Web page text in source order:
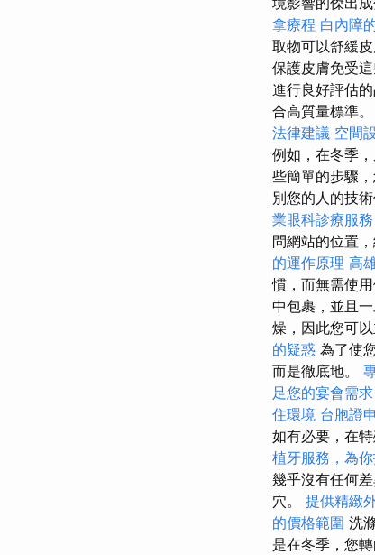
拿療程 白內障
取物可以舒緩
保護皮膚免受這
進行良好評估的
合高質量標準。
法律建議 空間
例如，在冬季
些簡單的步驟
別您的人的技術
業眼科診療服務
問網站的位置
的運作原理 高
慣，而無需使
中包裹，並且
燥，因此您可
的疑惑 為了使
而是徹底地。
足您的宴會需求
住環境 台胞證
如有必要，在
植牙服務，為
幾乎沒有任何差
穴。 提供精緻
的價格範圍 洗
是在冬季，您